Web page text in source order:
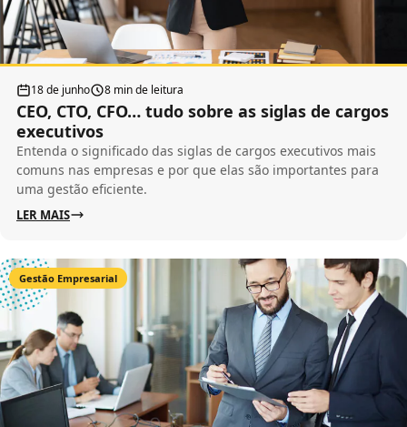
18 de junho 8 min de leitura
CEO, CTO, CFO… tudo sobre as siglas de cargos
executivos
Entenda o significado das siglas de cargos executivos mais
comuns nas empresas e por que elas são importantes para
uma gestão eficiente.
LER MAIS
Gestão Empresarial